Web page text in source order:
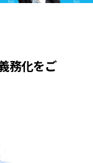
務化をご